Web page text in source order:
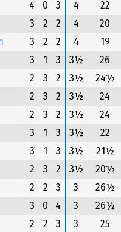
4 0 3 4
22
3 2 2 4
20
3 2 2 4
19
3 1 3 3½
26
2 3 2 3½
24½
2 3 2 3½ 24
2 3 2 3½ 24
3 1 3 3½
22
3 1 3 3½
21½
2 3 2 3½
20½
2 2 3 3 26½
3 0 4 3 26½
2 2 3 3
25